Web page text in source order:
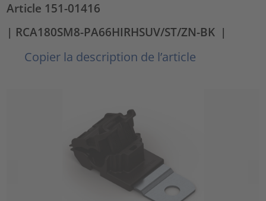
Article 151-01416
| RCA180SM8-PA66HIRHSUV/ST/ZN-BK |
Copier la description de l’article